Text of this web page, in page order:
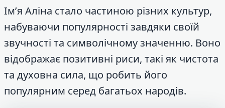
Ім’я Аліна стало частиною різних культур,
набуваючи популярності завдяки своїй
звучності та символічному значенню. Воно
відображає позитивні риси, такі як чистота
та духовна сила, що робить його
популярним серед багатьох народів.